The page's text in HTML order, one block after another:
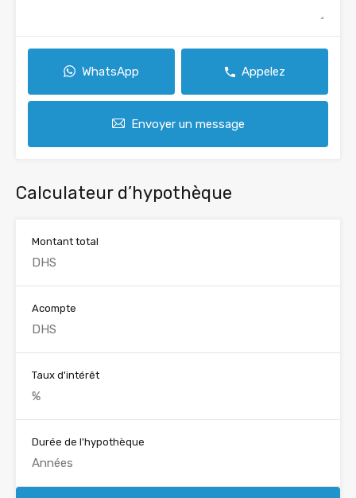
WhatsApp Appelez
Envoyer un message
Calculateur d’hypothèque
Montant total
Acompte
Taux d'intérêt
Durée de l'hypothèque